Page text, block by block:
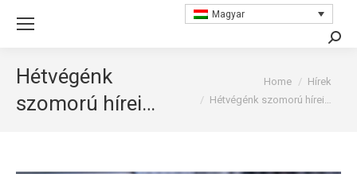
Magyar
Hétvégénk
szomorú hírei…
Home
Hírek
Hétvégénk szomorú hírei…